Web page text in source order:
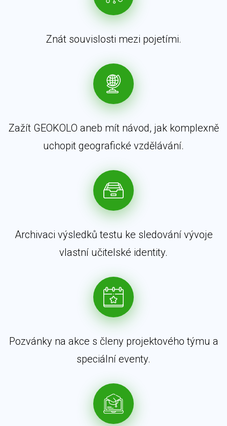
Znát souvislosti mezi pojetími.
Zažít GEOKOLO aneb mít návod, jak komplexně
uchopit geografické vzdělávání.
Archivaci výsledků testu ke sledování vývoje
vlastní učitelské identity.
Pozvánky na akce s členy projektového týmu a
speciální eventy.